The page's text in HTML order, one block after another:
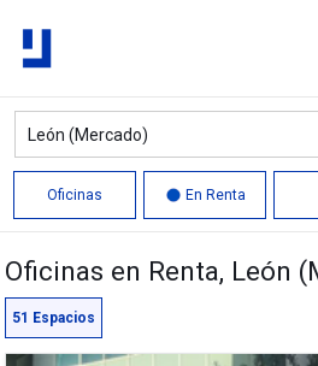
Oficinas En Renta
Oficinas en Renta, León
51 Espacios